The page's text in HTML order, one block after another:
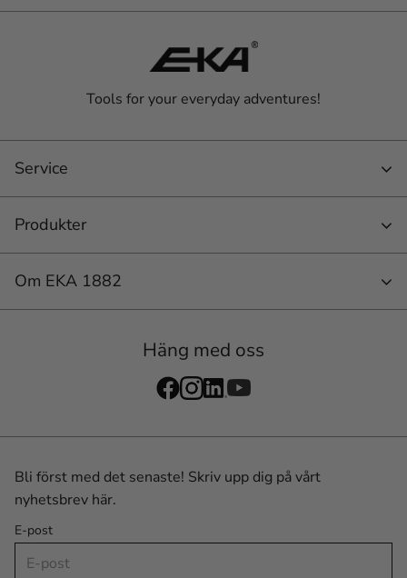
Tools for your everyday adventures!
Service
Produkter
Om EKA 1882
Häng med oss
Bli först med det senaste! Skriv upp dig på vårt
nyhetsbrev här.
E-post